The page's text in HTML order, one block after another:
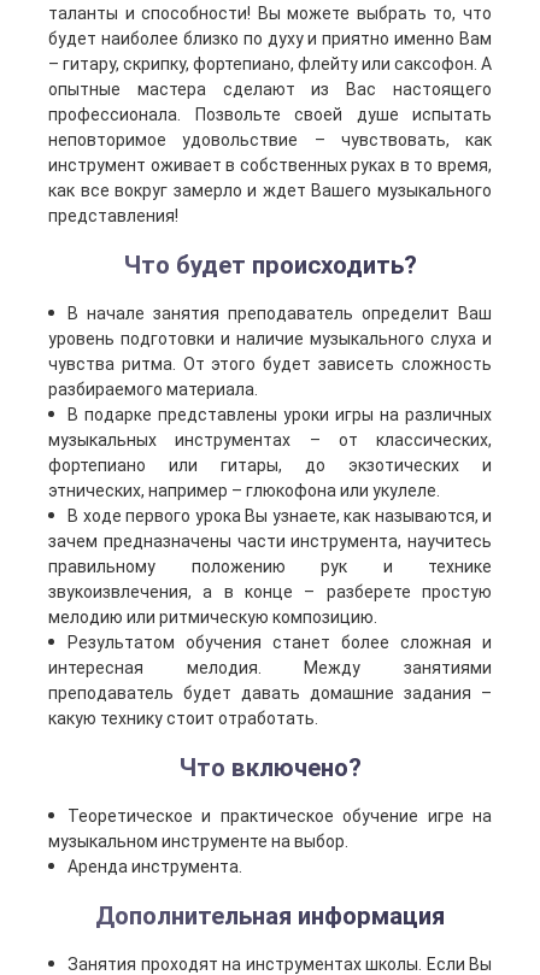
таланты и способности! Вы можете выбрать то, что
будет наиболее близко по духу и приятно именно Вам
– гитару, скрипку, фортепиано, флейту или саксофон. А
опытные мастера сделают из Вас настоящего
профессионала. Позвольте своей душе испытать
неповторимое удовольствие – чувствовать, как
инструмент оживает в собственных руках в то время,
как все вокруг замерло и ждет Вашего музыкального
представления!
Что будет происходить?
В начале занятия преподаватель определит Ваш
уровень подготовки и наличие музыкального слуха и
чувства ритма. От этого будет зависеть сложность
разбираемого материала.
В подарке представлены уроки игры на различных
музыкальных инструментах – от классических,
фортепиано или гитары, до экзотических и
этнических, например – глюкофона или укулеле.
В ходе первого урока Вы узнаете, как называются, и
зачем предназначены части инструмента, научитесь
правильному положению рук и технике
звукоизвлечения, а в конце – разберете простую
мелодию или ритмическую композицию.
Результатом обучения станет более сложная и
интересная мелодия. Между занятиями
преподаватель будет давать домашние задания –
какую технику стоит отработать.
Что включено?
Теоретическое и практическое обучение игре на
музыкальном инструменте на выбор.
Аренда инструмента.
Дополнительная информация
Занятия проходят на инструментах школы. Если Вы